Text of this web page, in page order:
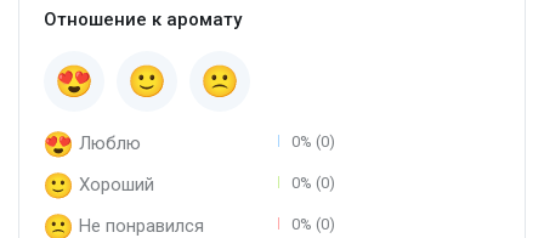
аромат получается сладким с горчинкой, даже более
Если вы собираете её аналоги или вам не нравится
медицинское звучание в шлейфе, попробуйте этот парфюм.
Напишите в комментариях, какой парфюм является Вашим
личным «эликсиром любви»?
Отношение к аромату
Люблю 0% (0)
Хороший 0% (0)
Не понравился 0% (0)